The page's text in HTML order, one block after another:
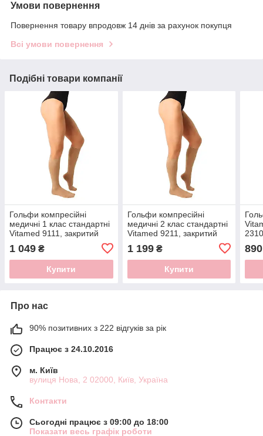
Умови повернення
Повернення товару впродовж 14 днів за рахунок покупця
Всі умови повернення
Подібні товари компанії
Гольфи компресійні
медичні 1 клас стандартні
Vitamed 9111, закритий
1 049 ₴
Купити
Гольфи компресійні
медичні 2 клас стандартні
Vitamed 9211, закритий
1 199₴
Купити
890
Про нас
90% позитивних з 222 відгуків за рік
Працює з 24.10.2016
м. Київ
вулиця Нова, 2 02000, Київ, Україна
Контакти
Сьогодні працює з 09:00 до 18:00
Показати весь графік роботи